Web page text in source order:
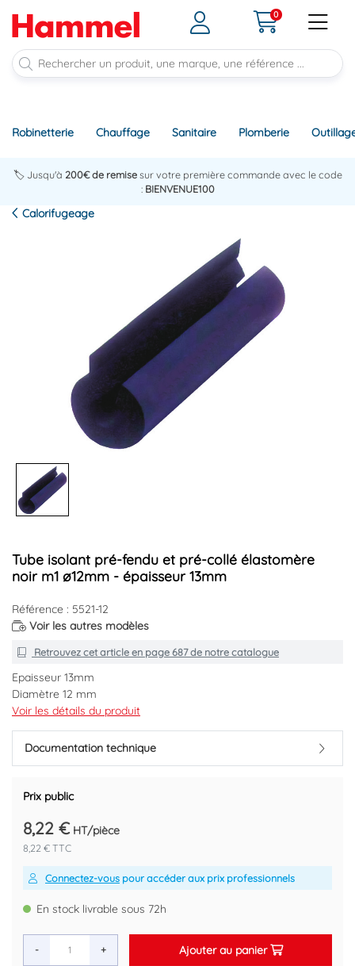
0
Robinetterie Chauffage Sanitaire Plomberie
🏷️ Jusqu'à 200€ de remisesur votre première commande avec le code
: BIENVENUE100
Calorifugeage
Tube isolant pré-fendu et pré-collé élastomère
noir m1 ø12mm - épaisseur 13mm
Référence : 5521-12
Voir les autres modèles
Retrouvez cet article en page 687de notre catalogue
Epaisseur 13mm
Diamètre 12 mm
Longueur 2 mètres
Conditionnement : 162m/carton.
Code EAN : 3660374907427
Voir les détails du produit
Documentation technique
Prix public
8,22 € HT/pièce
8,22 € TTC
Connectez-vous pour accéder aux prix professionnels
En stock livrable sous 72h
- + Ajouter au panier